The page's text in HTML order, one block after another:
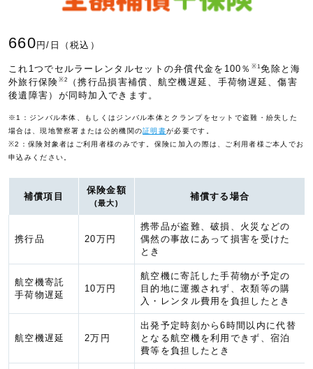
660 円/日（税込）
これ1つでセルラーレンタルセットの弁償代金を100％ ※1免除と海
外旅行保険 ※2
（携行品損害補償、航空機遅延、手荷物遅延、傷害
後遺障害）が同時加入できます。
※1：ジンバル本体、もしくはジンバル本体とクランプをセットで盗難・紛失した
場合は、現地警察署または公的機関の証明書が必要です。
※2：保険対象者はご利用者様のみです。保険に加入の際は、ご利用者様ご本人でお
申込みください。
補償項目
保険金額
(最大)
補償する場合
携行品 20万円
携帯品が盗難、破損、火災などの
偶然の事故にあって損害を受けた
とき
航空機寄託
手荷物遅延
10万円
航空機に寄託した手荷物が予定の
目的地に運搬されず、衣類等の購
入・レンタル費用を負担したとき
航空機遅延 2万円
出発予定時刻から6時間以内に代替
となる航空機を利用できず、宿泊
費等を負担したとき